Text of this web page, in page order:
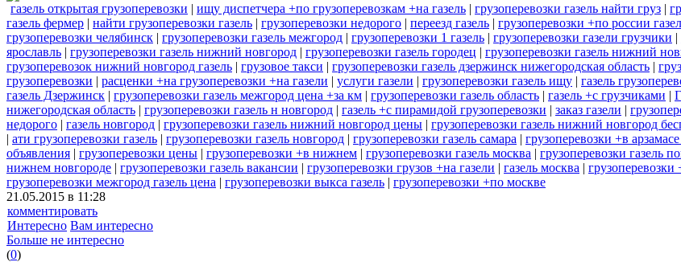
газель открытая грузоперевозки | ищу диспетчера +по грузоперевозкам +на газель | грузоперевозки газель найти груз |
газель фермер | найти грузоперевозки газель | грузоперевозки недорого | переезд газель | грузоперевозки +по россии
грузоперевозки челябинск | грузоперевозки газель межгород | грузоперевозки 1 газель | грузоперевозки газели грузчики |
ярославль | грузоперевозки газель нижний новгород | грузоперевозки газель городец | грузоперевозки газель нижний
грузоперевозок нижний новгород газель | грузовое такси | грузоперевозки газель дзержинск нижегородская область |
грузоперевозки | расценки +на грузоперевозки +на газели | услуги газели | грузоперевозки газель ищу | газель
газель Дзержинск | грузоперевозки газель межгород цена +за км | грузоперевозки газель область | газель +с грузчиками |
нижегородская область | грузоперевозки газель н новгород | газель +с пирамидой грузоперевозки | заказ газели |
недорого | газель новгород | грузоперевозки газель нижний новгород цены | грузоперевозки газель нижний новгород
| ати грузоперевозки газель | грузоперевозки газель новгород | грузоперевозки газель самара | грузоперевозки +в арзамасе
объявления | грузоперевозки цены | грузоперевозки +в нижнем | грузоперевозки газель москва | грузоперевозки газель
нижнем новгороде | грузоперевозки газель вакансии | грузоперевозки грузов +на газели | газель москва | грузоперевозки
грузоперевозки межгород газель цена | грузоперевозки выкса газель | грузоперевозки +по москве
21.05.2015 в 11:28
комментировать
Интересно Вам интересно
Больше не интересно
(0)